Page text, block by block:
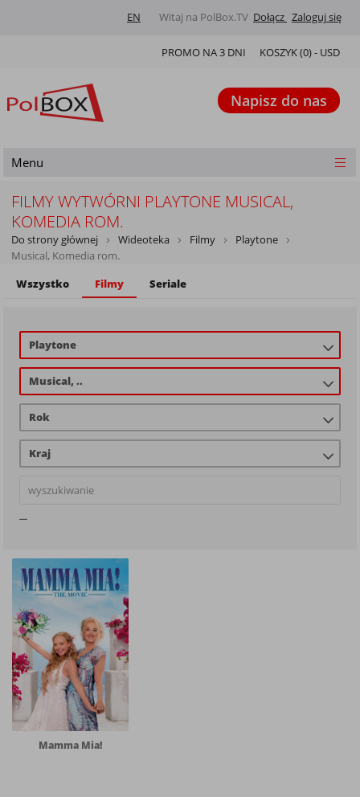
Witaj na PolBox.TV Dołącz Zaloguj się
EN
KOSZYK (0) - USD
PROMO NA 3 DNI
Napisz do nas
Menu
FILMY WYTWÓRNI PLAYTONE MUSICAL,
KOMEDIA ROM.
Do strony głównej Wideoteka Filmy
Playtone
Musical, Komedia rom.
Wszystko
Filmy Seriale
Playtone
Musical, ..
Rok
Kraj
Mamma Mia!